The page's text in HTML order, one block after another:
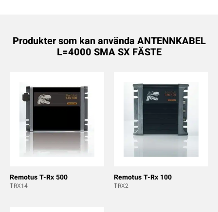
Produkter som kan använda ANTENNKABEL
L=4000 SMA SX FÄSTE
Remotus T-Rx 500
T-RX14
Remotus T-Rx 100
T-RX2